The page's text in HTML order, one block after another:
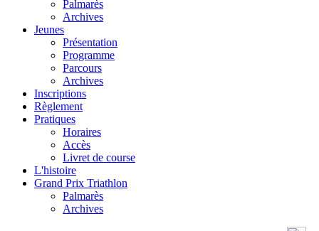
Palmarès
Archives
Jeunes
Présentation
Programme
Parcours
Archives
Inscriptions
Règlement
Pratiques
Horaires
Accès
Livret de course
L'histoire
Grand Prix Triathlon
Palmarès
Archives